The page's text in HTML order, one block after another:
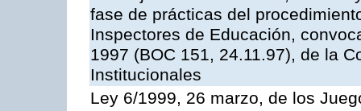
fase de prácticas del
Inspectores de Educación,
1997 (BOC 151, 24.11.97), de la
Institucionales
Ley 6/1999, 26 marzo, de los